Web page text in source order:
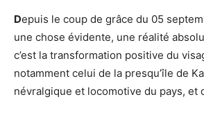
Depuis le coup de grâce du 05
une chose évidente, une réalité
c’est la transformation positive du
notamment celui de la presqu’île de
névralgique et locomotive du pays, et